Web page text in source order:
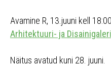
Avamine R, 13.juuni kell 18:00
Arhitektuuri- ja
Näitus avatud kuni 28. juuni.